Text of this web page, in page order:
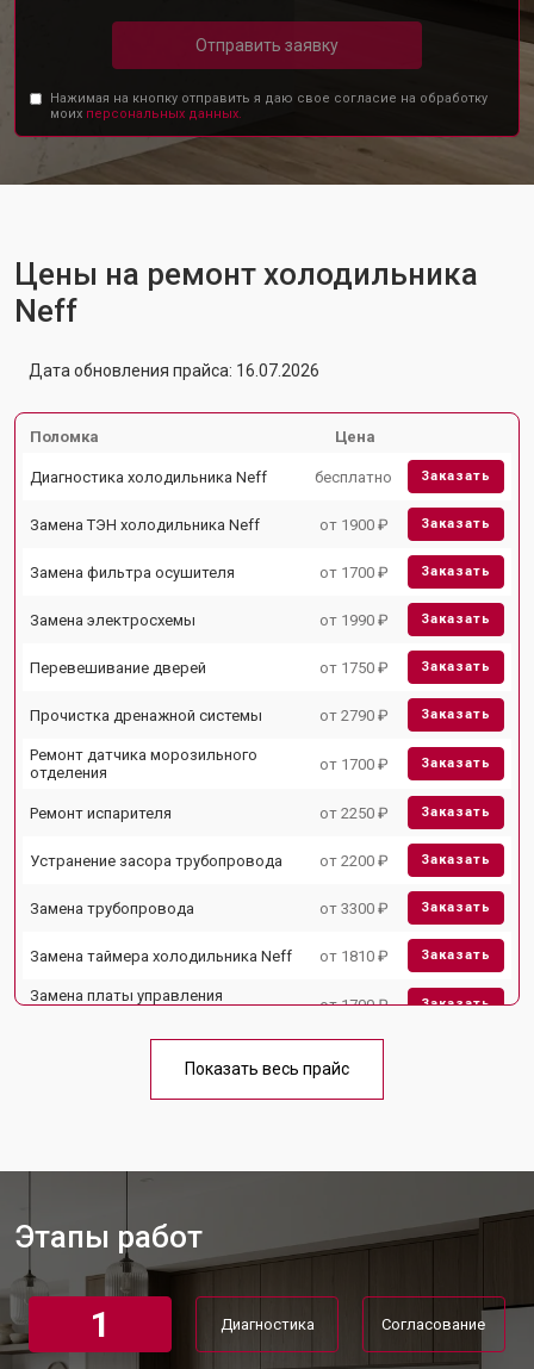
Отправить заявку
Нажимая на кнопку отправить я даю свое согласие на обработку
моих персональных данных.
Цены на ремонт холодильника
Neff
Дата обновления прайса: 16.07.2026
Поломка Цена
Диагностика холодильника Neff бесплатно Заказать
Замена ТЭН холодильника Neff от 1900 ₽ Заказать
Замена фильтра осушителя от 1700 ₽ Заказать
Замена электросхемы от 1990 ₽ Заказать
Перевешивание дверей от 1750 ₽ Заказать
Прочистка дренажной системы от 2790 ₽ Заказать
Ремонт датчика морозильного
отделения
от 1700 ₽ Заказать
Ремонт испарителя от 2250 ₽ Заказать
Устранение засора трубопровода от 2200 ₽ Заказать
Замена трубопровода от 3300 ₽ Заказать
Замена таймера холодильника Neff от 1810 ₽ Заказать
Замена платы управления
от 1700 ₽ Заказать
Ремонт/замена датчика
Замена термостата от 1700 ₽
Замена нагревателя оттайки от 2300 ₽
Замена реле холодильника Neff от 2550 ₽ Заказать
Устранение утечки хладагента
Показать весь прайс
Этапы работ
1 Диагностика Согласование